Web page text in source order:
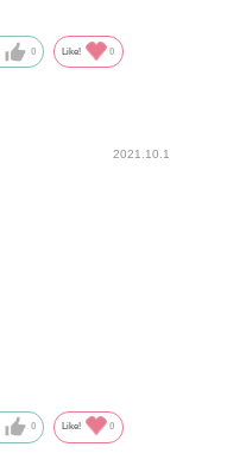
0 Like! 0
2021.10.1
0 Like! 0